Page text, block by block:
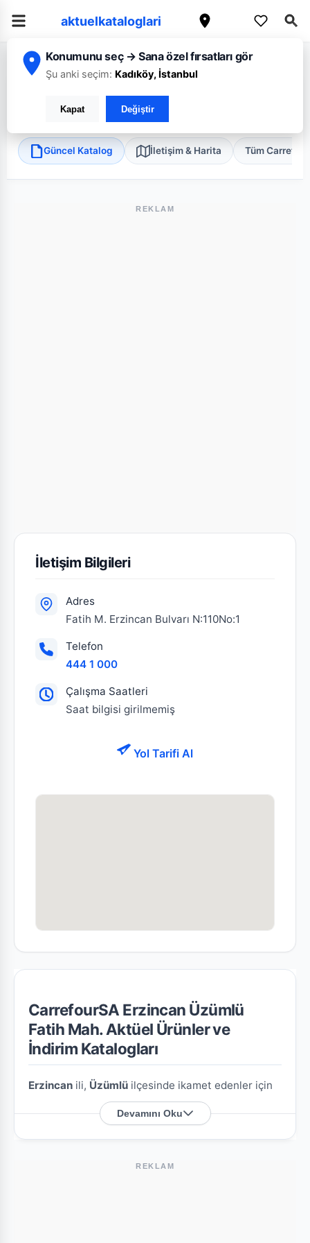
aktuelkataloglari
Konumunu seç → Sana özel fırsatları gör
Şu anki seçim: Kadıköy, İstanbul
Kapat Değiştir
Ana Sayfa/Erzincan /CarrefourSA /Erzincan Üzümlü Fatih Mah.
Üzümlü, Erzincan
Güncel Katalog İletişim & Harita Tüm
REKLAM
İletişim Bilgileri
Adres
Fatih M. Erzincan Bulvarı N:110No:1
Telefon
444 1 000
Çalışma Saatleri
Saat bilgisi girilmemiş
Yol Tarifi Al
CarrefourSA Erzincan Üzümlü
Fatih Mah. Aktüel Ürünler ve
İndirim Katalogları
Erzincan ili, Üzümlü ilçesinde ikamet edenler için
CarrefourSA Erzincan Üzümlü Fatih Mah.
şubesine özel en güncel indirim broşürlerini ve
aktüel ürün fırsatlarını bu sayfada derledik.
CarrefourSA Erzincan Üzümlü Fatih Mah.
Devamını Oku
REKLAM